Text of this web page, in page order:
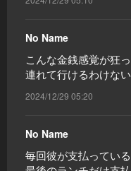
No Name
こんな金銭感覚が狂
連れて行けるわけな
2024/12/29 05:20
No Name
毎回彼が支払ってい